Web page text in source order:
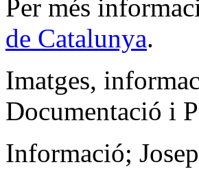
Per més
de Catalunya.
Imatges,
Documentació i
Informació;